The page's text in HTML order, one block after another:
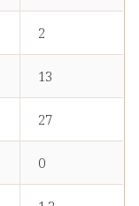
2
13
27
0